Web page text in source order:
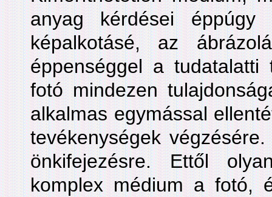
anyag kérdései éppúgy
képalkotásé, az
éppenséggel a
fotó mindezen
alkalmas egymással
tevékenységek
önkifejezésre. Ettől
komplex médium a fotó,